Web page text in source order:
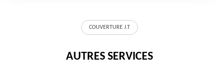
COUVERTURE J.T
AUTRES SERVICES